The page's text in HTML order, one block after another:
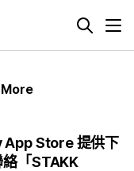
App Store 提供下
「STAKK